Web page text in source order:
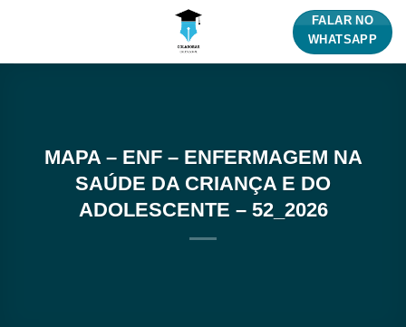
FALAR NO
WHATSAPP
MAPA – ENF – ENFERMAGEM NA
SAÚDE DA CRIANÇA E DO
ADOLESCENTE – 52_2026